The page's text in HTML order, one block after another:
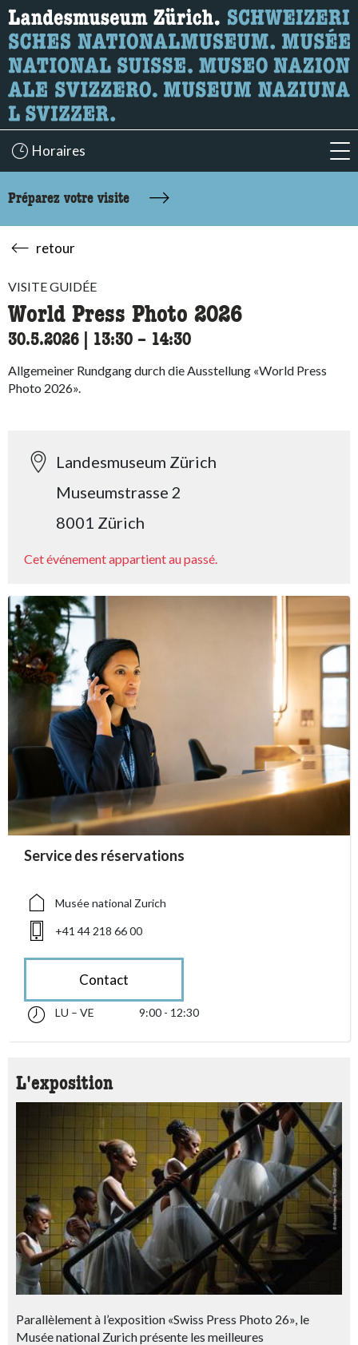
Recherche
Ici, vous pouvez rechercher le contenu de la page.
Horaires
Préparez votre visite
retour
VISITE GUIDÉE
World Press Photo 2026
30.5.2026 13:30 accessibility.time_to
– 14:30
Allgemeiner Rundgang durch die Ausstellung «World Press
Photo 2026».
Landesmuseum Zürich
Museumstrasse 2
8001 Zürich
Cet événement appartient au passé.
accessibility.sr-only.person_card_info
Service des réservations
accessibility.sr-only.museum
Musée national Zurich
accessibility.sr-only.phone
+41 44 218 66 00
Contact
accessibility.sr-only.opening_hours
lundi jusqu’à vendredi 09:00 - 12:30
LU – VE 9:00 - 12:30
L'exposition
Parallèlement à l’exposition «Swiss Press Photo 26», le
Musée national Zurich présente les meilleures